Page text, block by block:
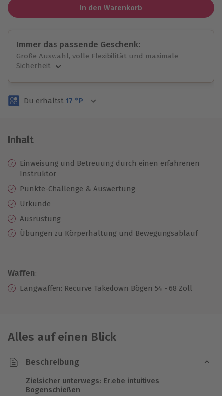
In den Warenkorb
Immer das passende Geschenk:
Große Auswahl, volle Flexibilität und maximale
Sicherheit
Volle Flexibilität
3 Jahre gültig & verlängerbar.
Du erhältst 17 °P
Inhalt
Einweisung und Betreuung durch einen erfahrenen
Instruktor
Punkte-Challenge & Auswertung
Urkunde
Ausrüstung
Übungen zu Körperhaltung und Bewegungsablauf
Waffen:
Langwaffen: Recurve Takedown Bögen 54 - 68 Zoll
Alles auf einen Blick
Beschreibung
Zielsicher unterwegs: Erlebe intuitives
Bogenschießen